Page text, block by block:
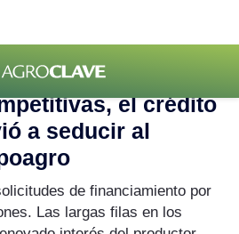
| Expoagro
el crédito
a seducir al
de financiamiento por
Las largas filas en los